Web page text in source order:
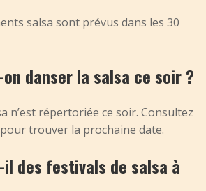
salsa sont prévus dans les 30
danser la salsa ce soir ?
n’est répertoriée ce soir. Consultez
pour trouver la prochaine date.
des festivals de salsa à